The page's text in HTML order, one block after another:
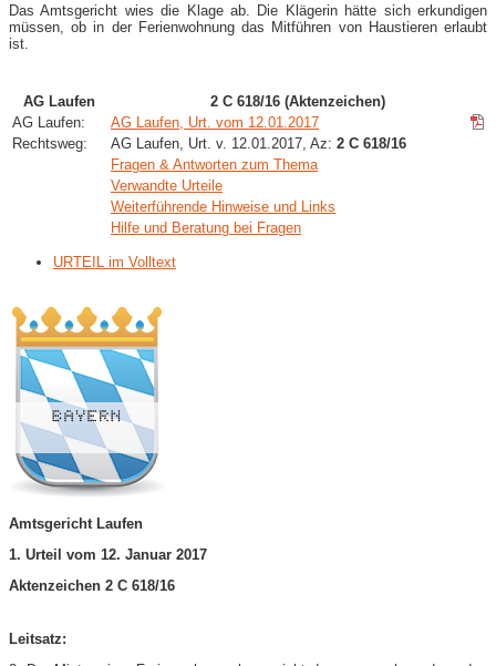
Das Amtsgericht wies die Klage ab. Die Klägerin hätte sich erkundigen
müssen, ob in der Ferienwohnung das Mitführen von Haustieren erlaubt
ist.
AG Laufen
2 C 618/16 (Aktenzeichen)
AG Laufen:
AG Laufen, Urt. vom 12.01.2017
Rechtsweg:
AG Laufen, Urt. v. 12.01.2017, Az: 2 C 618/16
Fragen & Antworten zum Thema
Verwandte Urteile
Weiterführende Hinweise und Links
Hilfe und Beratung bei Fragen
URTEIL im Volltext
Amtsgericht Laufen
1. Urteil vom 12. Januar 2017
Aktenzeichen 2 C 618/16
Leitsatz: